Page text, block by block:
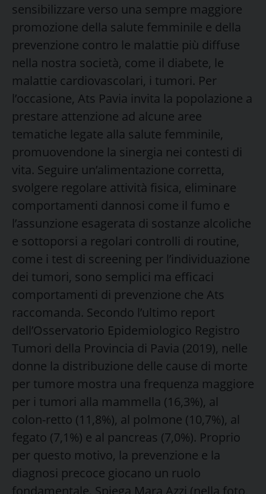
sensibilizzare verso una sempre maggiore
promozione della salute femminile e della
prevenzione contro le malattie più diffuse
nella nostra società, come il diabete, le
malattie cardiovascolari, i tumori. Per
l’occasione, Ats Pavia invita la popolazione a
prestare attenzione ad alcune aree
tematiche legate alla salute femminile,
promuovendone la sinergia nei contesti di
vita. Seguire un’alimentazione corretta,
svolgere regolare attività fisica, eliminare
comportamenti dannosi come il fumo e
l’assunzione esagerata di sostanze alcoliche
e sottoporsi a regolari controlli di routine,
come i test di screening per l’individuazione
dei tumori, sono semplici ma efficaci
comportamenti di prevenzione che Ats
raccomanda. Secondo l’ultimo report
dell’Osservatorio Epidemiologico Registro
Tumori della Provincia di Pavia (2019), nelle
donne la distribuzione delle cause di morte
per tumore mostra una frequenza maggiore
per i tumori alla mammella (16,3%), al
colon-retto (11,8%), al polmone (10,7%), al
fegato (7,1%) e al pancreas (7,0%). Proprio
per questo motivo, la prevenzione e la
diagnosi precoce giocano un ruolo
fondamentale. Spiega Mara Azzi (nella foto,